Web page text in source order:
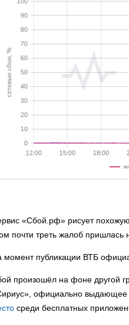
«Сбой.рф» рисует
почти треть жалоб
момент публикации ВТБ
произошёл на фоне другой
официально выдающее
среди бесплатных